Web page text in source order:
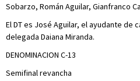
Sobarzo, Román Aguilar, Gianfranco
El DT es José Aguilar, el ayudante de
delegada Daiana Miranda.
DENOMINACION C-13
Semifinal revancha